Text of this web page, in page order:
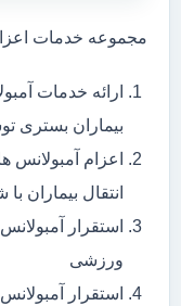
مجموعه خدمات
ارائه خدمات
بیماران بستری
انتقال بیماران
استقرار
ورزشی
استقرار